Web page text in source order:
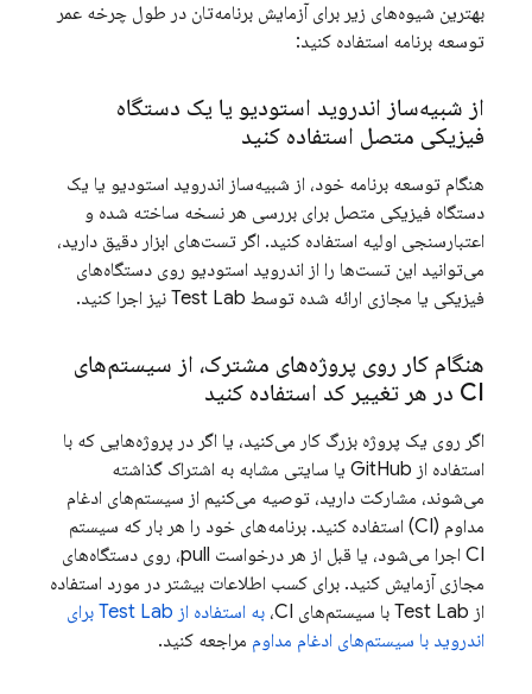
بهترین شیوه‌های زیر برای آزمایش برنامه‌تان در طول چرخه عمر
توسعه برنامه استفاده کنید:
از شبیه‌ساز اندروید استودیو یا یک دستگاه
فیزیکی متصل استفاده کنید
هنگام توسعه برنامه خود، از شبیه‌ساز اندروید استودیو یا یک
دستگاه فیزیکی متصل برای بررسی هر نسخه ساخته شده و
اعتبارسنجی اولیه استفاده کنید. اگر تست‌های ابزار دقیق دارید،
می‌توانید این تست‌ها را از اندروید استودیو روی دستگاه‌های
فیزیکی یا مجازی ارائه شده توسط Test Lab نیز اجرا کنید.
هنگام کار روی پروژه‌های مشترک، از سیستم‌های
CI در هر تغییر کد استفاده کنید
اگر روی یک پروژه بزرگ کار می‌کنید، یا اگر در پروژه‌هایی که با
استفاده از GitHub یا سایتی مشابه به اشتراک گذاشته
می‌شوند، مشارکت دارید، توصیه می‌کنیم از سیستم‌های ادغام
مداوم (CI) استفاده کنید. برنامه‌های خود را هر بار که سیستم
CI اجرا می‌شود، یا قبل از هر درخواست pull، روی دستگاه‌های
مجازی آزمایش کنید. برای کسب اطلاعات بیشتر در مورد استفاده
از Test Lab با سیستم‌های CI، به استفاده از Test Lab برای
اندروید با سیستم‌های ادغام مداوم مراجعه کنید.